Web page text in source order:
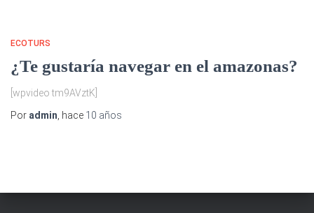
ECOTURS
¿Te gustaría navegar en el amazonas?
[wpvideo tm9AVztK]
Por admin , hace 10 años